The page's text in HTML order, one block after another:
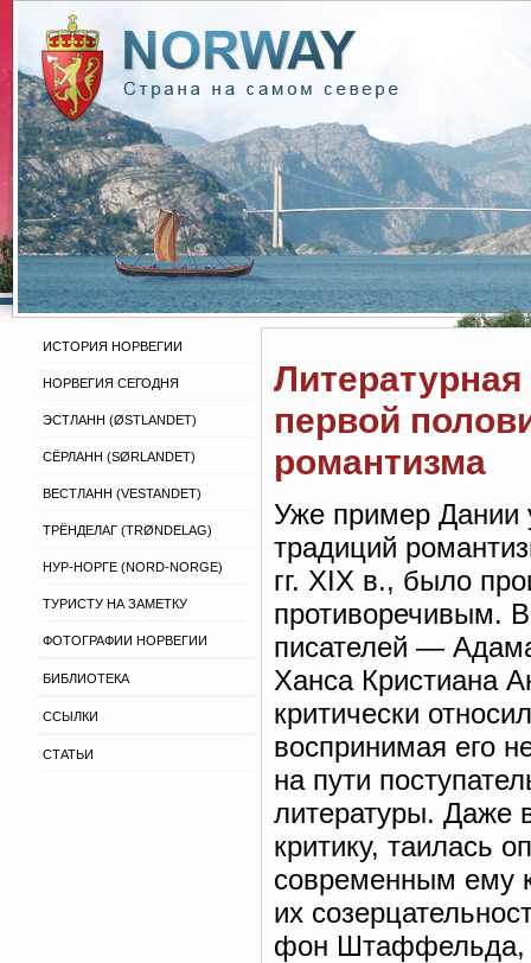
ИСТОРИЯ НОРВЕГИИ
НОРВЕГИЯ СЕГОДНЯ
ЭСТЛАНН (ØSTLANDET)
СЁРЛАНН (SØRLANDET)
ВЕСТЛАНН (VESTANDET)
ТРЁНДЕЛАГ (TRØNDELAG)
НУР-НОРГЕ (NORD-NORGE)
ТУРИСТУ НА ЗАМЕТКУ
ФОТОГРАФИИ НОРВЕГИИ
БИБЛИОТЕКА
ССЫЛКИ
СТАТЬИ
первой
романтизма
Уже пример Дании
традиций
гг. XIX в., было
противоречивым.
писателей —
Ханса Кристиана
критически
воспринимая его
на пути
литературы. Даже
критику, таилась
современным ему
их
фон Штаффельда,